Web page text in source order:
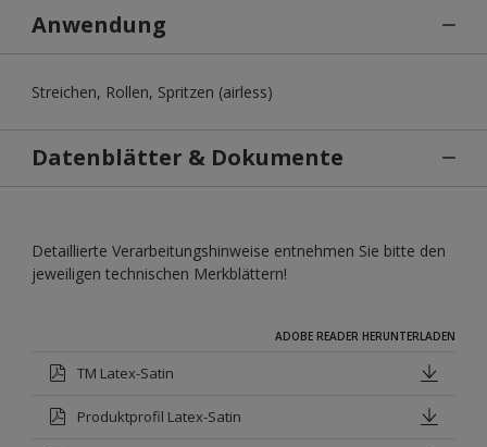
Anwendung
Streichen, Rollen, Spritzen (airless)
Datenblätter & Dokumente
Detaillierte Verarbeitungshinweise entnehmen Sie bitte den
jeweiligen technischen Merkblättern!
ADOBE READER HERUNTERLADEN
TM Latex-Satin
Produktprofil Latex-Satin